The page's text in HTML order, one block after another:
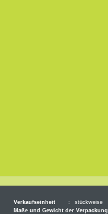
Verkaufseinheit :
stückweise
Maße und Gewicht der Verpackung